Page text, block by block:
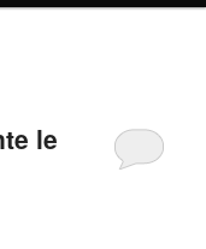
le